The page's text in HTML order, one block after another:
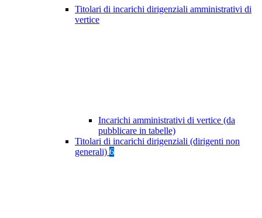
Titolari di incarichi dirigenziali amministrativi di
vertice
Incarichi amministrativi di vertice (da
pubblicare in tabelle)
Titolari di incarichi dirigenziali (dirigenti non
generali) 6